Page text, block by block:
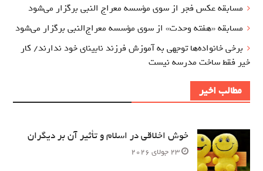
مسابقه عکس فجر از سوی مؤسسه معراج‌ النبی برگزار می‌شود
مسابقه «هفته وحدت» از سوی مؤسسه معراج‌النبی برگزار می‌شود
برخی خانواده‌ها توجهی به آموزش‌ فرزند نابینای خود ندارند/ کار
خیر فقط ساخت مدرسه نیست
مطالب اخیر
خوش اخلاقی در اسلام و تأثیر آن بر دیگران
23 جولای 2026